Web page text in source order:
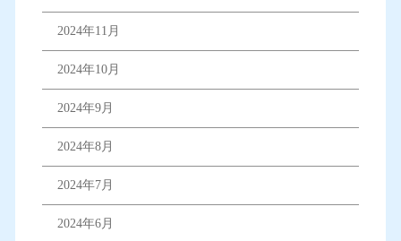
2024年11月
2024年10月
2024年9月
2024年8月
2024年7月
2024年6月